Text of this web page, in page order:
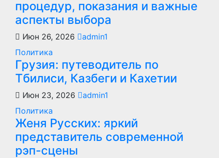
процедур, показания и важные
аспекты выбора
Июн 26, 2026
admin1
Политика
Грузия: путеводитель по
Тбилиси, Казбеги и Кахетии
Июн 23, 2026
admin1
Политика
Женя Русских: яркий
представитель современной
рэп-сцены